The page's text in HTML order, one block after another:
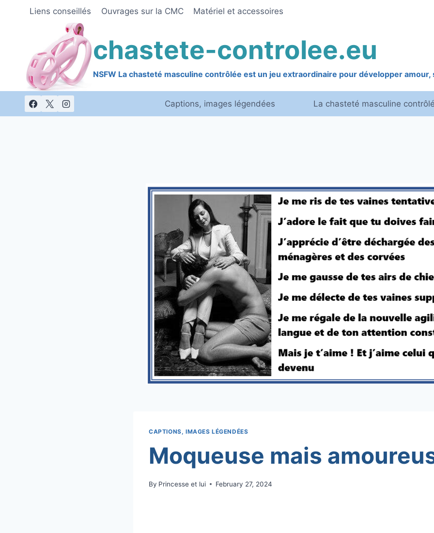
Liens conseillés Ouvrages sur la CMC Matériel et accessoires
chastete-controlee.eu
NSFW La chasteté masculine contrôlée est un jeu extraordinaire pour développer
Captions, images légendées La chasteté masculine
CAPTIONS, IMAGES LÉGENDÉES
Moqueuse mais
By Princesse et lui February 27, 2024